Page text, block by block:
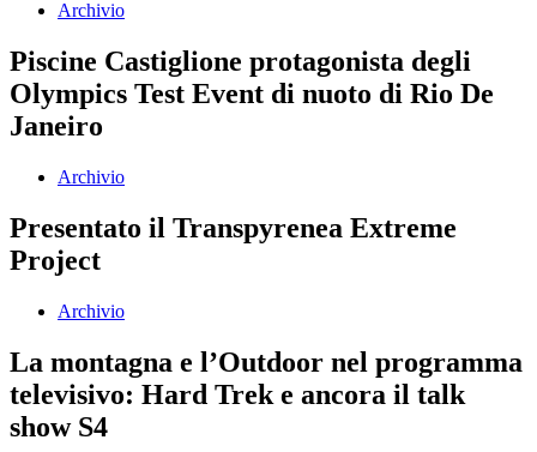
Archivio
Piscine Castiglione protagonista degli
Olympics Test Event di nuoto di Rio De
Janeiro
Archivio
Presentato il Transpyrenea Extreme
Project
Archivio
La montagna e l’Outdoor nel programma
televisivo: Hard Trek e ancora il talk
show S4